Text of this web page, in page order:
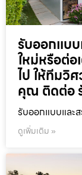
รับออกแบบ
ใหม่หรือต่อ
ไป ให้ทีมวิ
คุณ ติดต่อ
รับออกแบบและ
ดูเพิ่มเติม »